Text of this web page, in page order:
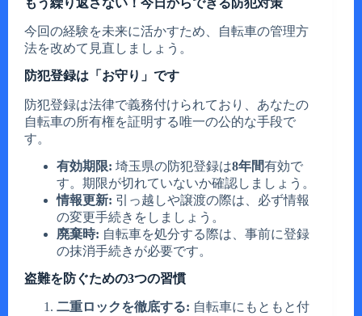
今回の経験を未来に活かすため、自転車の管理方
法を改めて見直しましょう。
防犯登録は「お守り」です
防犯登録は法律で義務付けられており、あなたの
自転車の所有権を証明する唯一の公的な手段で
す。
有効期限: 埼玉県の防犯登録は8年間有効で
す。期限が切れていないか確認しましょう。
情報更新: 引っ越しや譲渡の際は、必ず情報
の変更手続きをしましょう。
廃棄時: 自転車を処分する際は、事前に登録
の抹消手続きが必要です。
盗難を防ぐための3つの習慣
二重ロックを徹底する: 自転車にもともと付